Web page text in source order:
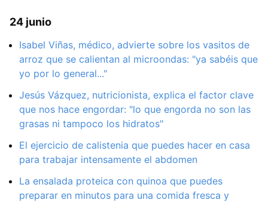
24 junio
Isabel Viñas, médico, advierte sobre los vasitos de
arroz que se calientan al microondas: "ya sabéis que
yo por lo general..."
Jesús Vázquez, nutricionista, explica el factor clave
que nos hace engordar: "lo que engorda no son las
grasas ni tampoco los hidratos"
El ejercicio de calistenia que puedes hacer en casa
para trabajar intensamente el abdomen
La ensalada proteica con quinoa que puedes
preparar en minutos para una comida fresca y